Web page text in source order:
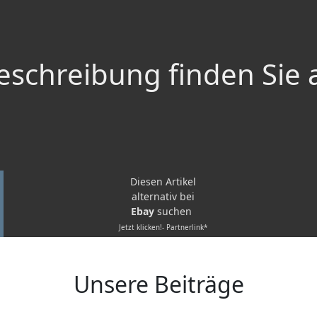
finden Sie
Diesen Artikel
alternativ bei
Ebay suchen
Jetzt klicken!- Partnerlink*
Unsere Beiträge